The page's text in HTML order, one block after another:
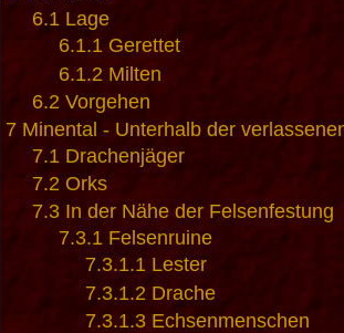
6.1 Lage
6.1.1 Gerettet
6.1.2 Milten
6.2 Vorgehen
7 Minental - Unterhalb der
7.1 Drachenjäger
7.2 Orks
7.3 In der Nähe der Felsenfestung
7.3.1 Felsenruine
7.3.1.1 Lester
7.3.1.2 Drache
7.3.1.3 Echsenmenschen